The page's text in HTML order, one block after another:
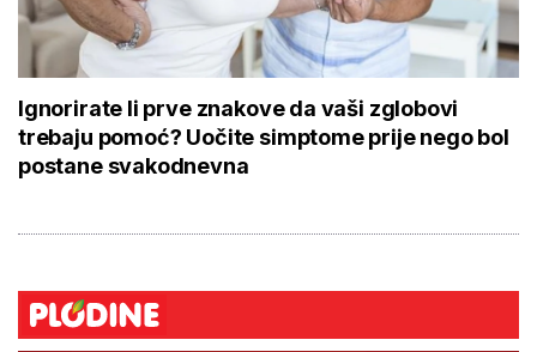
Ignorirate li prve znakove da vaši zglobovi
trebaju pomoć? Uočite simptome prije nego bol
postane svakodnevna